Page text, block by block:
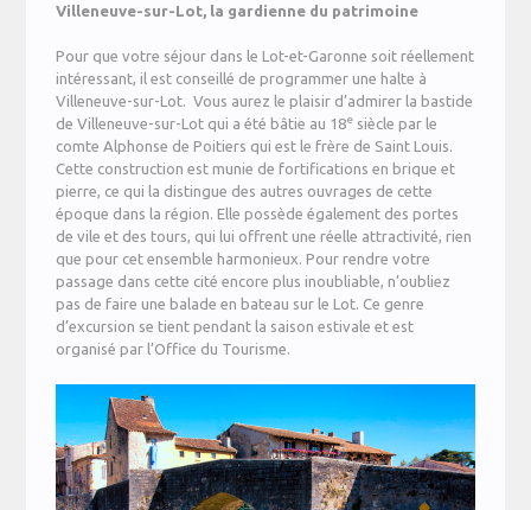
Villeneuve-sur-Lot, la gardienne du patrimoine
Pour que votre séjour dans le Lot-et-Garonne soit réellement
intéressant, il est conseillé de programmer une halte à
Villeneuve-sur-Lot. Vous aurez le plaisir d’admirer la bastide
de Villeneuve-sur-Lot qui a été bâtie au 18e siècle par le
comte Alphonse de Poitiers qui est le frère de Saint Louis.
Cette construction est munie de fortifications en brique et
pierre, ce qui la distingue des autres ouvrages de cette
époque dans la région. Elle possède également des portes
de vile et des tours, qui lui offrent une réelle attractivité, rien
que pour cet ensemble harmonieux. Pour rendre votre
passage dans cette cité encore plus inoubliable, n’oubliez
pas de faire une balade en bateau sur le Lot. Ce genre
d’excursion se tient pendant la saison estivale et est
organisé par l’Office du Tourisme.